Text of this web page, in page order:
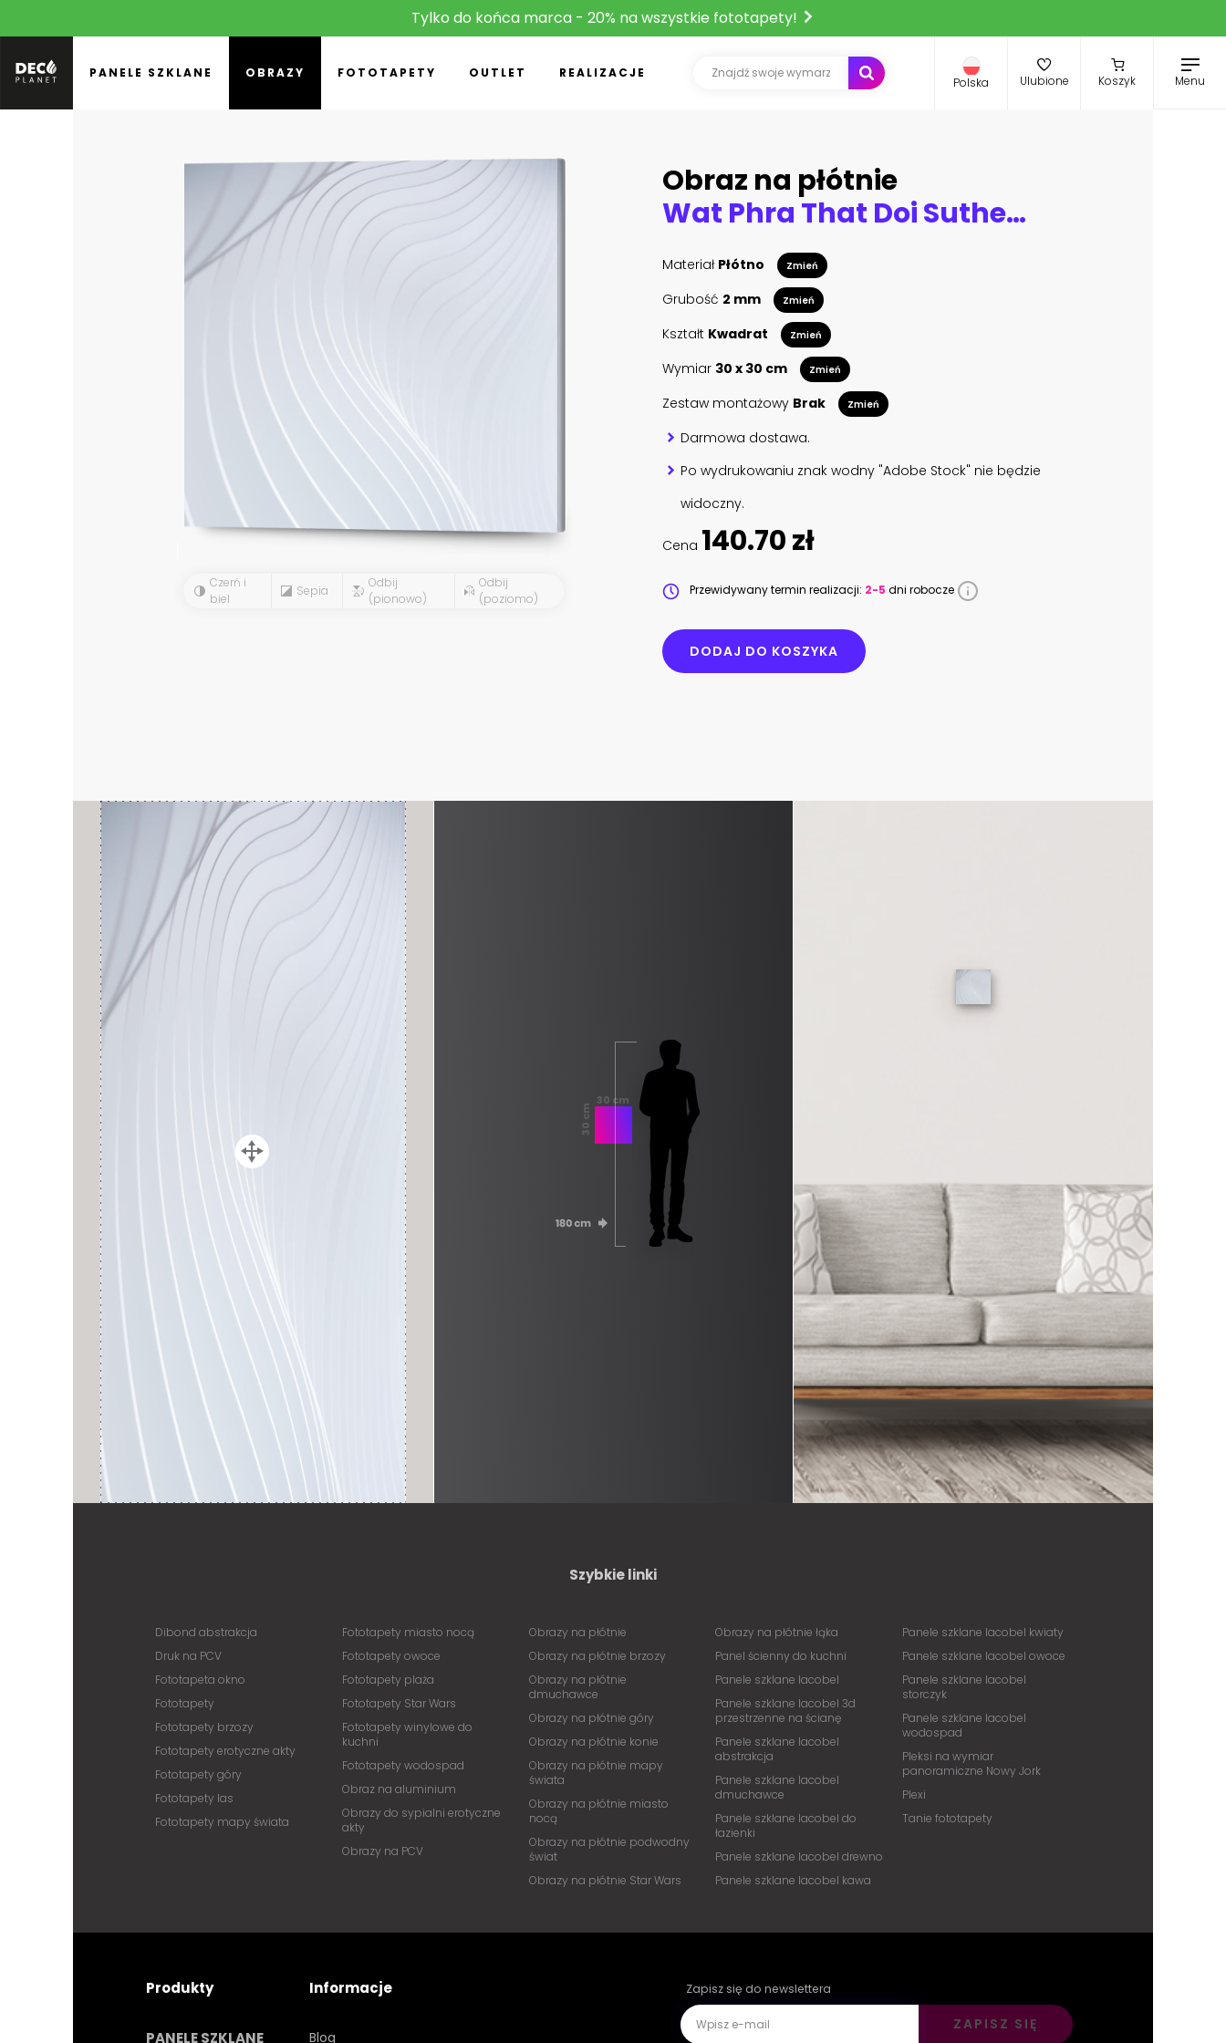
Tylko do końca marca - 20% na wszystkie fototapety!
PANELE SZKLANE OBRAZY FOTOTAPETY OUTLET REALIZACJE
Polska Ulubione Koszyk Menu
Czerń i
biel
Sepia
Odbij
(pionowo)
Odbij
(poziomo)
Obraz na płótnie
Wat Phra That Doi Suthep with golden morning sky, the most famous temple in Chiang Mai, Thailand
Materiał Płótno Zmień
Grubość 2 mm Zmień
Kształt Kwadrat Zmień
Wymiar 30 x 30 cm Zmień
Zestaw montażowy Brak Zmień
Darmowa dostawa.
Po wydrukowaniu znak wodny "Adobe Stock" nie będzie
widoczny.
Cena 140.70 zł
Przewidywany termin realizacji: 2-5 dni robocze
DODAJ DO KOSZYKA
30 cm
30 cm
Szybkie linki
Dibond abstrakcja
Druk na PCV
Fototapeta okno
Fototapety
Fototapety brzozy
Fototapety erotyczne akty
Fototapety góry
Fototapety las
Fototapety mapy świata
Fototapety miasto nocą
Fototapety owoce
Fototapety plaża
Fototapety Star Wars
Fototapety winylowe do
kuchni
Fototapety wodospad
Obraz na aluminium
Obrazy do sypialni erotyczne
akty
Obrazy na PCV
Obrazy na płótnie
Obrazy na płótnie brzozy
Obrazy na płótnie
dmuchawce
Obrazy na płótnie góry
Obrazy na płótnie konie
Obrazy na płótnie mapy
świata
Obrazy na płótnie miasto
nocą
Obrazy na płótnie podwodny
świat
Obrazy na płótnie Star Wars
Obrazy na płótnie łąka
Panel ścienny do kuchni
Panele szklane lacobel
Panele szklane lacobel 3d
przestrzenne na ścianę
Panele szklane lacobel
abstrakcja
Panele szklane lacobel
dmuchawce
Panele szklane lacobel do
łazienki
Panele szklane lacobel drewno
Panele szklane lacobel kawa
Panele szklane lacobel kwiaty
Panele szklane lacobel owoce
Panele szklane lacobel
storczyk
Panele szklane lacobel
wodospad
Pleksi na wymiar
panoramiczne Nowy Jork
Plexi
Tanie fototapety
Produkty
PANELE SZKLANE
Informacje
Blog
Zapisz się do newslettera
ZAPISZ SIĘ